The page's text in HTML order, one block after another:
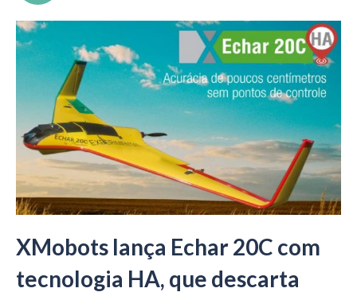
XMobots lança Echar 20C com
tecnologia HA, que descarta